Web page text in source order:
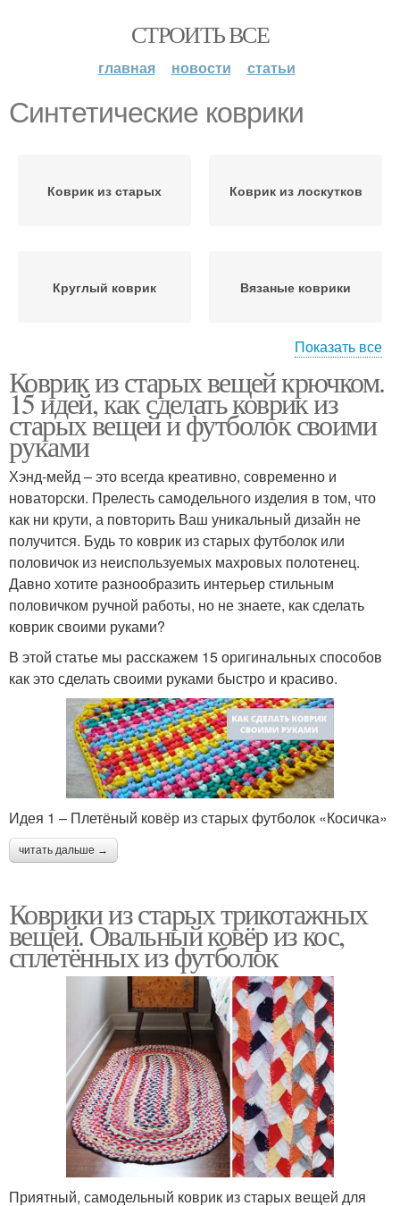
СТРОИТЬ ВСЕ
главная новости статьи
Синтетические коврики
Коврик из старых Коврик из лоскутков
Круглый коврик Вязаные коврики
пряжи
Овальный коврик
Коврики из старых
Коврик в ванную
крючком
Супер коврики Славянский коврик
Красивый коврик Мягкий коврик
Коврик из пробок
Коврик из старой
простыни
Показать все
Коврик из старых вещей крючком.
15 идей, как сделать коврик из
старых вещей и футболок своими
руками
Хэнд-мейд – это всегда креативно, современно и
новаторски. Прелесть самодельного изделия в том, что
как ни крути, а повторить Ваш уникальный дизайн не
получится. Будь то коврик из старых футболок или
половичок из неиспользуемых махровых полотенец.
Давно хотите разнообразить интерьер стильным
половичком ручной работы, но не знаете, как сделать
коврик своими руками?
В этой статье мы расскажем 15 оригинальных способов
как это сделать своими руками быстро и красиво.
Идея 1 – Плетёный ковёр из старых футболок «Косичка»
читать дальше →
Коврики из старых трикотажных
вещей. Овальный ковёр из кос,
сплетённых из футболок
Приятный, самодельный коврик из старых вещей для